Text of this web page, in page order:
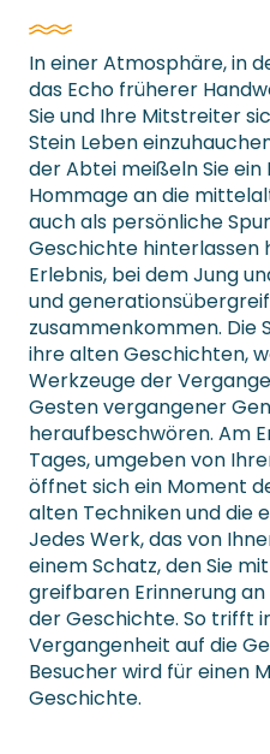
In einer Atmosphäre, in
das Echo früherer
Sie und Ihre Mitstreiter
Stein Leben
der Abtei meißeln Sie
Hommage an die
auch als persönliche
Geschichte hinterlassen
Erlebnis, bei dem Jung
und
zusammenkommen. Die
ihre alten Geschichten,
Werkzeuge der
Gesten vergangener
heraufbeschwören. Am
Tages, umgeben von
öffnet sich ein Moment
alten Techniken und die
Jedes Werk, das von
einem Schatz, den Sie
greifbaren Erinnerung
der Geschichte. So trifft
Vergangenheit auf die
Besucher wird für einen
Geschichte.